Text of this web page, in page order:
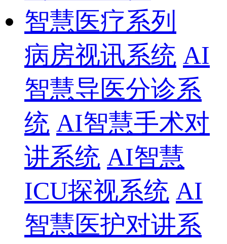
智慧医疗系列
病房视讯系统 AI
智慧导医分诊系
统 AI智慧手术对
讲系统 AI智慧
ICU探视系统 AI
智慧医护对讲系